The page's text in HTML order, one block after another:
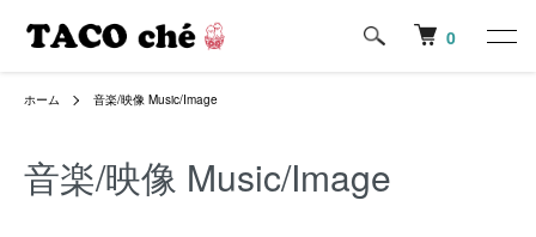
0
ホーム 音楽/映像 Music/Image
音楽/映像 Music/Image